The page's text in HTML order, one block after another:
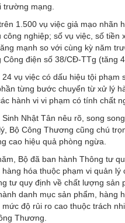
trường mạng.
1.500 vụ việc giả mạo nhãn
nghiệp; số vụ việc, số tiền
mạnh so với cùng kỳ năm
điện số 38/CĐ-TTg (tăng
vụ việc có dấu hiệu tội phạm
từng bước chuyển từ xử lý
hành vi vi phạm có tính chất
Nhật Tân nêu rõ, song
Bộ Công Thương cũng chú
cao hiệu quả phòng ngừa.
Bộ đã ban hành Thông tư
hóa thuộc phạm vi quản lý
tư quy định về chất lượng sản
danh mục sản phẩm, hàng
độ rủi ro cao thuộc trách
Thương.